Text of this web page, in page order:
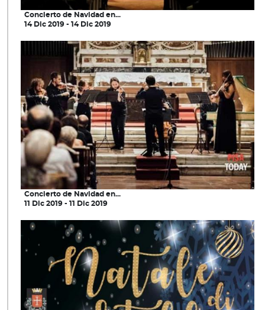
Concierto de Navidad en...
14 Dic 2019 - 14 Dic 2019
Concierto de Navidad en...
11 Dic 2019 - 11 Dic 2019